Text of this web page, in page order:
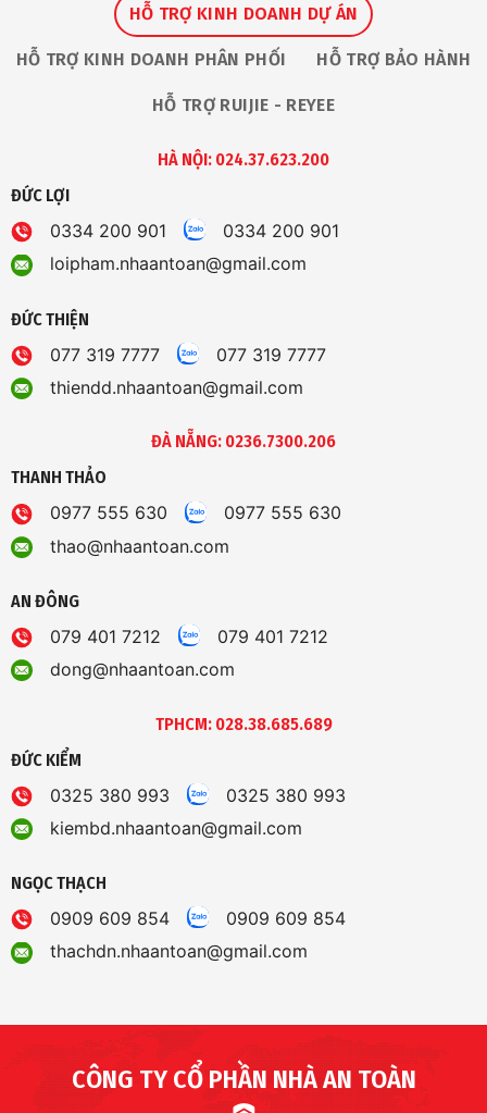
HỖ TRỢ KINH DOANH DỰ ÁN
HỖ TRỢ KINH DOANH PHÂN PHỐI HỖ TRỢ BẢO HÀNH
HỖ TRỢ RUIJIE - REYEE
HÀ NỘI: 024.37.623.200
ĐỨC LỢI
0334 200 901
0334 200 901
loipham.nhaantoan@gmail.com
ĐỨC THIỆN
077 319 7777
077 319 7777
thiendd.nhaantoan@gmail.com
ĐÀ NẴNG: 0236.7300.206
THANH THẢO
0977 555 630
0977 555 630
thao@nhaantoan.com
AN ĐÔNG
079 401 7212
079 401 7212
dong@nhaantoan.com
TPHCM: 028.38.685.689
ĐỨC KIỂM
0325 380 993
0325 380 993
kiembd.nhaantoan@gmail.com
NGỌC THẠCH
0909 609 854
0909 609 854
thachdn.nhaantoan@gmail.com
CÔNG TY CỔ PHẦN NHÀ AN TOÀN